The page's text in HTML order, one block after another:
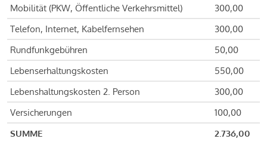
Mobilität (PKW, Öffentliche Verkehrsmittel)
300,00
Telefon, Internet, Kabelfernsehen
300,00
Rundfunkgebühren
50,00
Lebenserhaltungskosten
550,00
Lebenshaltungskosten 2. Person
300,00
Versicherungen
100,00
SUMME
2.736,00